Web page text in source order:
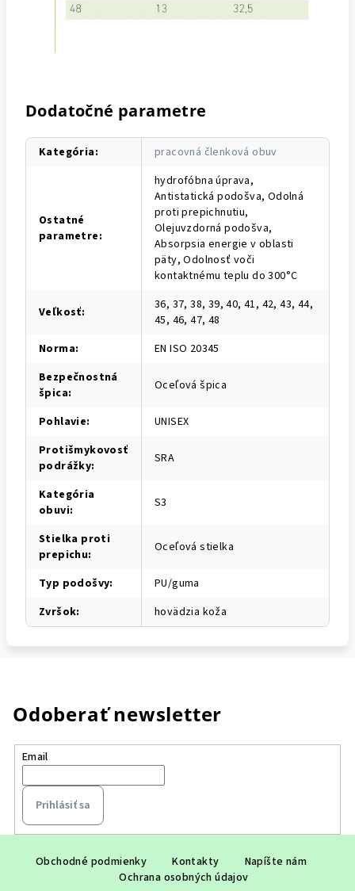
Dodatočné parametre
Kategória: pracovná členková obuv
Ostatné
parametre:
hydrofóbna úprava,
Antistatická podošva, Odolná
proti prepichnutiu,
Olejuvzdorná podošva,
Absorpsia energie v oblasti
päty, Odolnosť voči
kontaktnému teplu do 300°C
Veľkosť:
36, 37, 38, 39, 40, 41, 42, 43, 44,
45, 46, 47, 48
Norma:
EN ISO 20345
Bezpečnostná
špica: Oceľová špica
Pohlavie:
UNISEX
Protišmykovosť
podrážky: SRA
Kategória
obuvi: S3
Stielka proti
prepichu: Oceľová stielka
Typ podošvy:
PU/guma
Zvršok: hovädzia koža
Odoberať newsletter
Email
Prihlásiť sa
Obchodné podmienky Kontakty
Napíšte nám
Ochrana osobných údajov